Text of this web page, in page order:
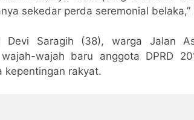
sekedar perda seremonial belaka,”
Devi Saragih (38), warga Jalan
wajah baru anggota DPRD
kepentingan rakyat.